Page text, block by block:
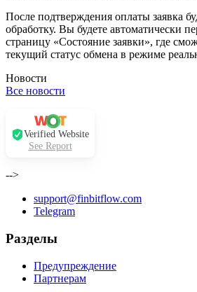
После подтверждения оплаты заявка
обработку. Вы будете автоматически
страницу «Состояние заявки», где
текущий статус обмена в режиме
Новости
Все новости
Verified Website
See Report
-->
support@finbitflow.com
Telegram
Разделы
Предупреждение
Партнерам